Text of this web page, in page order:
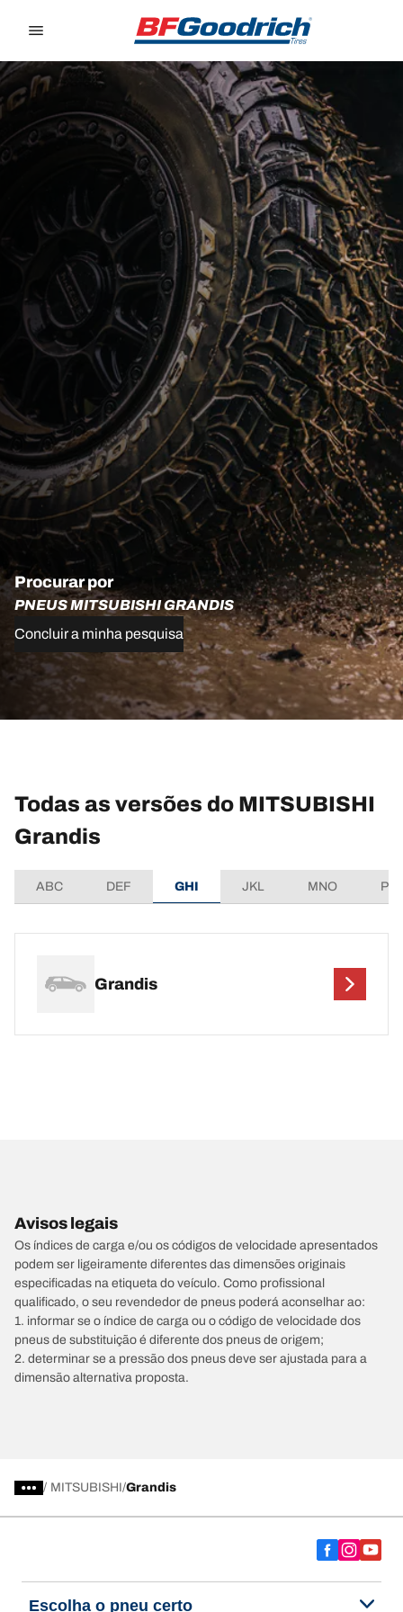
Procurar por
PNEUS MITSUBISHI GRANDIS
Concluir a minha pesquisa
Todas as versões do MITSUBISHI
Grandis
ABC DEF GHI JKL MNO
Grandis
Avisos legais
Os índices de carga e/ou os códigos de velocidade apresentados
podem ser ligeiramente diferentes das dimensões originais
especificadas na etiqueta do veículo. Como profissional
qualificado, o seu revendedor de pneus poderá aconselhar ao:
1. informar se o índice de carga ou o código de velocidade dos
pneus de substituição é diferente dos pneus de origem;
2. determinar se a pressão dos pneus deve ser ajustada para a
dimensão alternativa proposta.
/ MITSUBISHI Grandis
Escolha o pneu certo